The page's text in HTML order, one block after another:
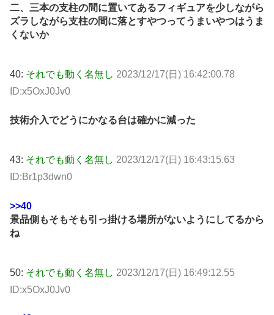
二、三本の支柱の間に置いてあるフィギュアを少しながら
ズラしながら支柱の間に落とすやつってうまいやつはうま
くないか
40: それでも動く名無し 2023/12/17(日) 16:42:00.78
ID:x5OxJ0Jv0
技術介入でどうにかなる台は確かに減った
43: それでも動く名無し 2023/12/17(日) 16:43:15.63
ID:Br1p3dwn0
>>40
景品側もそもそも引っ掛ける場所がないようにしてるから
ね
50: それでも動く名無し 2023/12/17(日) 16:49:12.55
ID:x5OxJ0Jv0